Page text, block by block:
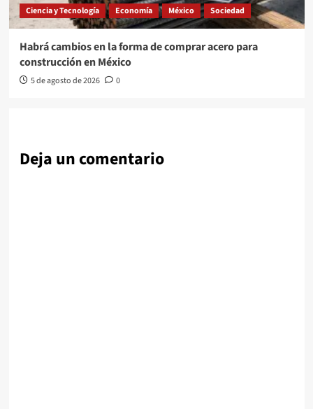
Ciencia y Tecnología Economía México Sociedad
Habrá cambios en la forma de comprar acero para
construcción en México
5 de agosto de 2026 0
Deja un comentario